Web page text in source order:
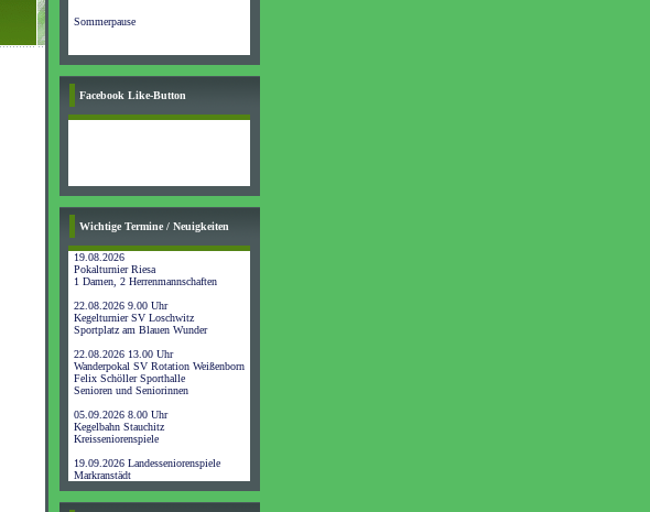
Sommerpause
Facebook Like-Button
Wichtige Termine / Neuigkeiten
19.08.2026
Pokalturnier Riesa
1 Damen, 2 Herrenmannschaften
22.08.2026 9.00 Uhr
Kegelturnier SV Loschwitz
Sportplatz am Blauen Wunder
22.08.2026 13.00 Uhr
Wanderpokal SV Rotation Weißenborn
Felix Schöller Sporthalle
Senioren und Seniorinnen
05.09.2026 8.00 Uhr
Kegelbahn Stauchitz
Kreisseniorenspiele
19.09.2026 Landesseniorenspiele
Markranstädt